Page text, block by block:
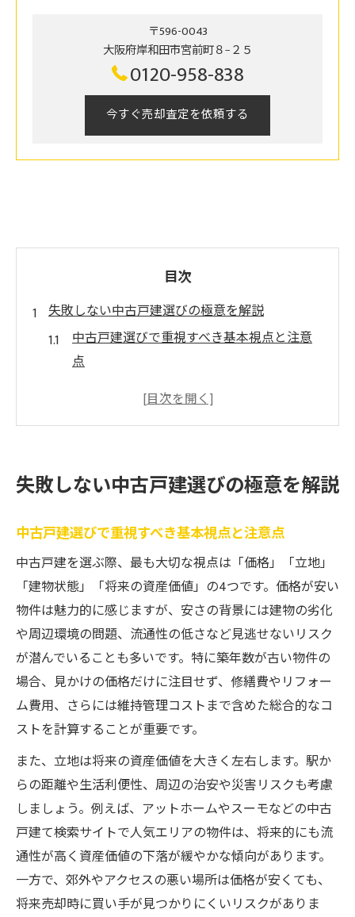
〒596-0043
大阪府岸和田市宮前町８−２５
0120-958-838
今すぐ売却査定を依頼する
目次
失敗しない中古戸建選びの極意を解説
中古戸建選びで重視すべき基本視点と注意
点
中古戸建に潜むリスクを見抜くための実践
中古戸建購入前に知っておくべき市場動向
事項
中古戸建の価値を守るために注目すべき点
中古戸建の資産価値を維持する管理とメン
テナンス法
中古戸建の価値を左右する立地と周辺環境
の重要性
中古戸建の建物性能とリフォーム費用の判
断基準
中古戸建の将来価値予測に役立つ情報収集
術
買ってはいけない中古戸建の特徴と回避策
買ってはいけない中古戸建の見極め方と注
意点
中古戸建選びで失敗しないためのリスク回
失敗しない中古戸建選びの極意を解説
中古戸建選びで重視すべき基本視点と注意点
中古戸建を選ぶ際、最も大切な視点は「価格」「立地」
「建物状態」「将来の資産価値」の4つです。価格が安い
物件は魅力的に感じますが、安さの背景には建物の劣化
や周辺環境の問題、流通性の低さなど見逃せないリスク
が潜んでいることも多いです。特に築年数が古い物件の
場合、見かけの価格だけに注目せず、修繕費やリフォー
ム費用、さらには維持管理コストまで含めた総合的なコ
ストを計算することが重要です。
また、立地は将来の資産価値を大きく左右します。駅か
らの距離や生活利便性、周辺の治安や災害リスクも考慮
しましょう。例えば、アットホームやスーモなどの中古
戸建て検索サイトで人気エリアの物件は、将来的にも流
通性が高く資産価値の下落が緩やかな傾向があります。
一方で、郊外やアクセスの悪い場所は価格が安くても、
将来売却時に買い手が見つかりにくいリスクがありま